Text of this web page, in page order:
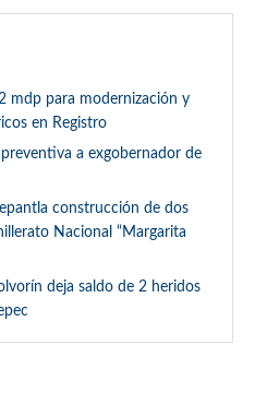
mdp para modernización y
en Registro
a exgobernador de
construcción de dos
Nacional “Margarita
deja saldo de 2 heridos